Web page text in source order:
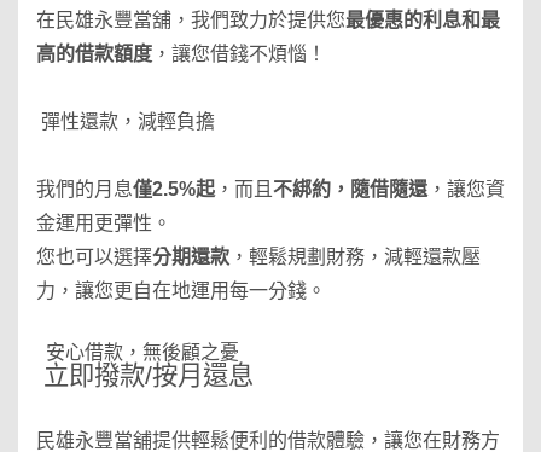
在民雄永豐當舖，我們致力於提供您最優惠的利息和最
高的借款額度 ，讓您借錢不煩惱！
彈性還款，減輕負擔
我們的月息僅2.5%起 ，而且 不綁約，隨借隨還 ，讓您資
金運用更彈性。
您也可以選擇分期還款 ，輕鬆規劃財務，減輕還款壓
力，讓您更自在地運用每一分錢。
安心借款，無後顧之憂
立即撥款/按月還息
民雄永豐當舖提供輕鬆便利的借款體驗，讓您在財務方